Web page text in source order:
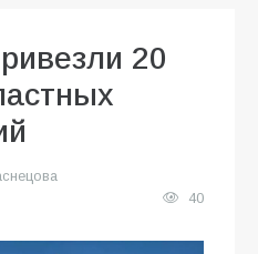
20
40